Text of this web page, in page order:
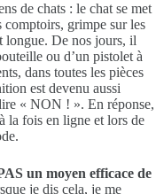
de chats : le chat se met
comptoirs, grimpe sur les
longue. De nos jours, il
ou d’un pistolet à
dans toutes les pièces
est devenu aussi
« NON ! ». En réponse,
la fois en ligne et lors de
un moyen efficace de
je dis cela, je me